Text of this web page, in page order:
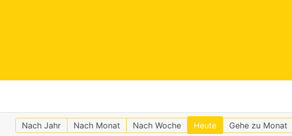
Nach Jahr Nach Monat Nach Woche Heute Gehe zu Monat